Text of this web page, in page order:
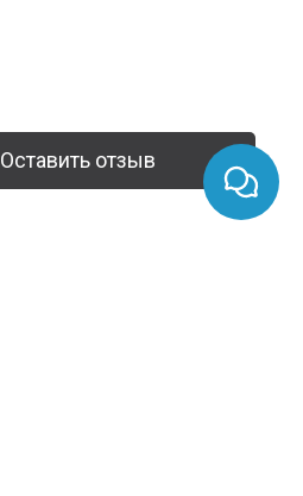
Оставить отзыв